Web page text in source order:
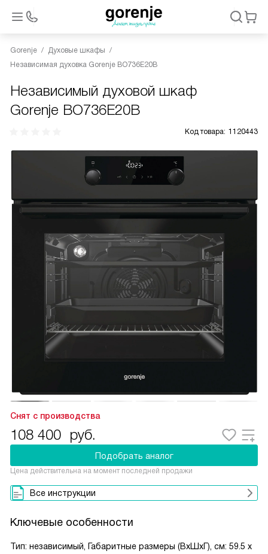
Gorenje
Духовые шкафы
Независимая духовка Gorenje BO736E20B
Независимый духовой шкаф
Gorenje BO736E20B
Код товара: 1120443
Снят с производства
108 400 руб.
Подобрать аналог
Цена действительна на момент последней продажи
Все инструкции
Ключевые особенности
Тип: независимый, Габаритные размеры (ВxШxГ), см: 59.5 х